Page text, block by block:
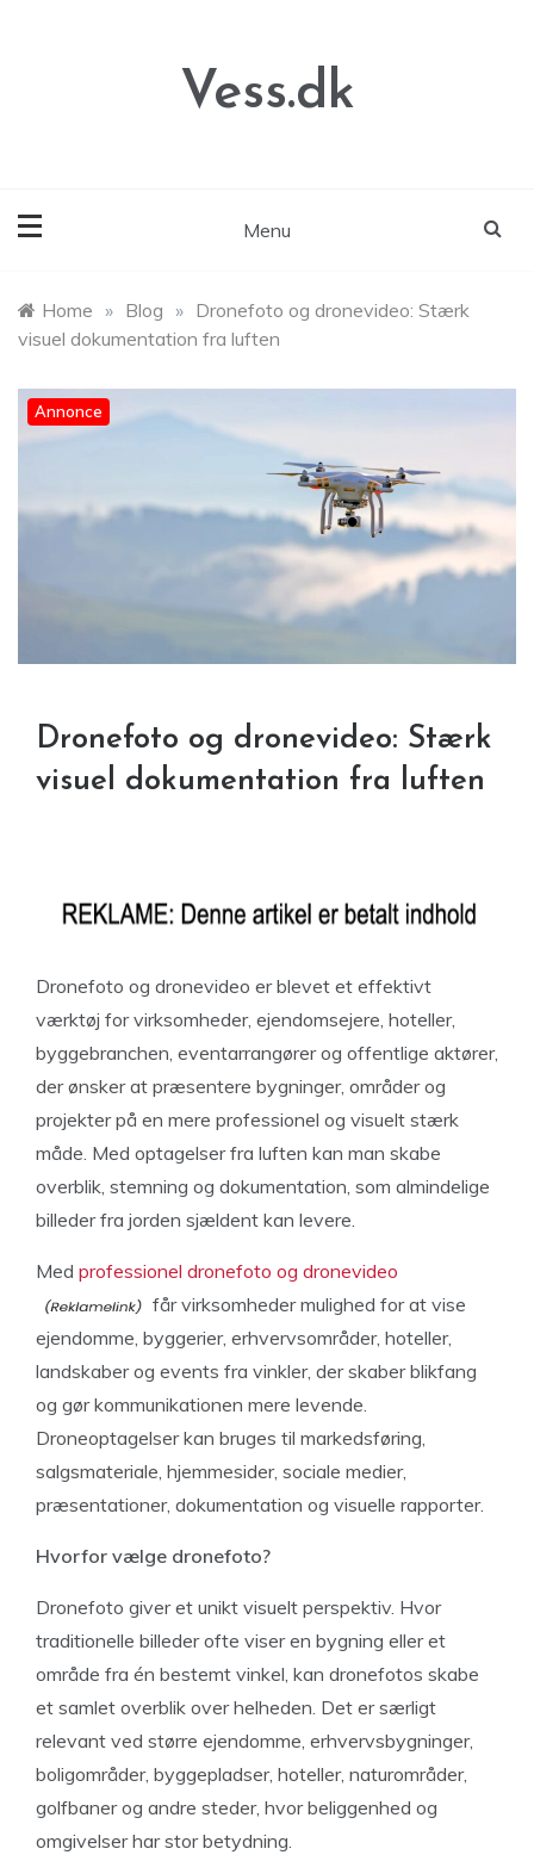
Vess.dk
Menu
Home » Blog » Dronefoto og dronevideo: Stærk
visuel dokumentation fra luften
Annonce
Dronefoto og dronevideo: Stærk
visuel dokumentation fra luften
Dronefoto og dronevideo er blevet et effektivt
værktøj for virksomheder, ejendomsejere, hoteller,
byggebranchen, eventarrangører og offentlige aktører,
der ønsker at præsentere bygninger, områder og
projekter på en mere professionel og visuelt stærk
måde. Med optagelser fra luften kan man skabe
overblik, stemning og dokumentation, som almindelige
billeder fra jorden sjældent kan levere.
Med professionel dronefoto og dronevideo
får virksomheder mulighed for at vise
ejendomme, byggerier, erhvervsområder, hoteller,
landskaber og events fra vinkler, der skaber blikfang
og gør kommunikationen mere levende.
Droneoptagelser kan bruges til markedsføring,
salgsmateriale, hjemmesider, sociale medier,
præsentationer, dokumentation og visuelle rapporter.
Hvorfor vælge dronefoto?
Dronefoto giver et unikt visuelt perspektiv. Hvor
traditionelle billeder ofte viser en bygning eller et
område fra én bestemt vinkel, kan dronefotos skabe
et samlet overblik over helheden. Det er særligt
relevant ved større ejendomme, erhvervsbygninger,
boligområder, byggepladser, hoteller, naturområder,
golfbaner og andre steder, hvor beliggenhed og
omgivelser har stor betydning.